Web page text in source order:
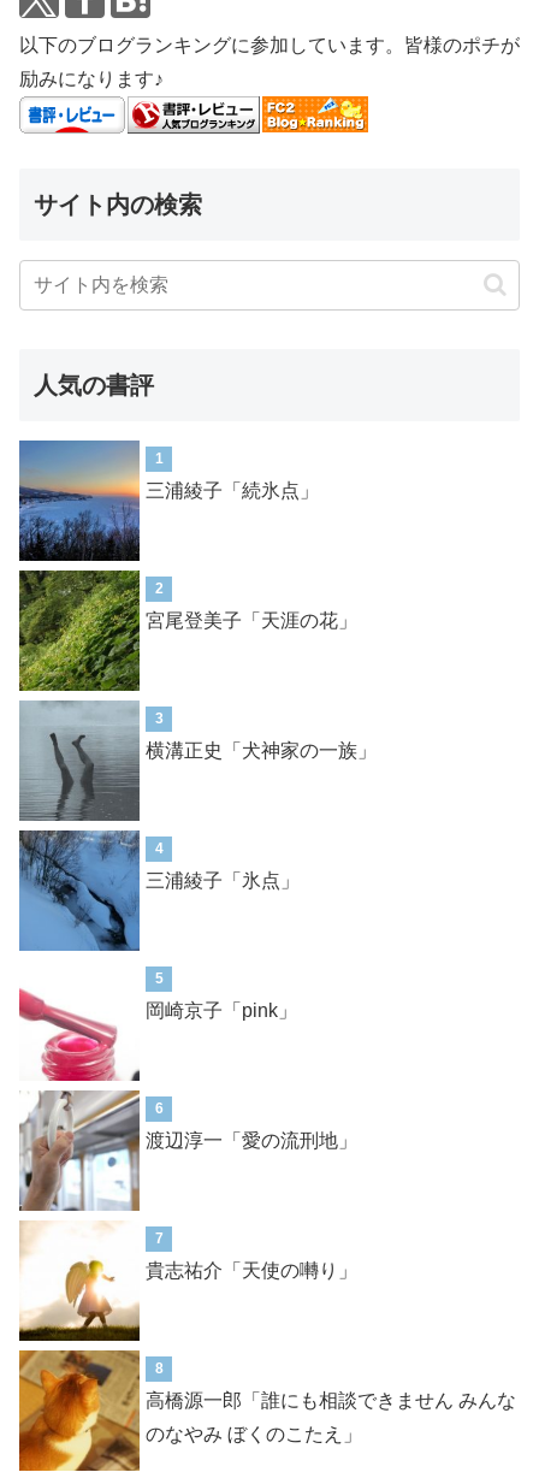
以下のブログランキングに参加しています。皆様のポチが
励みになります♪
サイト内の検索
人気の書評
1
三浦綾子「続氷点」
2
宮尾登美子「天涯の花」
3
横溝正史「犬神家の一族」
4
三浦綾子「氷点」
5
岡崎京子「pink」
6
渡辺淳一「愛の流刑地」
7
貴志祐介「天使の囀り」
8
高橋源一郎「誰にも相談できません みんな
のなやみ ぼくのこたえ」